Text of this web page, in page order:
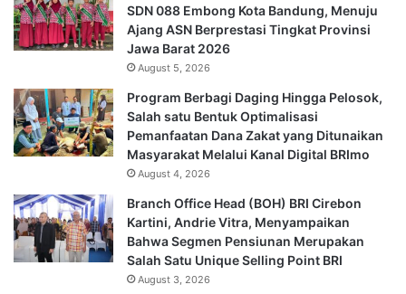
SDN 088 Embong Kota Bandung, Menuju
Ajang ASN Berprestasi Tingkat Provinsi
Jawa Barat 2026
August 5, 2026
Program Berbagi Daging Hingga Pelosok,
Salah satu Bentuk Optimalisasi
Pemanfaatan Dana Zakat yang Ditunaikan
Masyarakat Melalui Kanal Digital BRImo
August 4, 2026
Branch Office Head (BOH) BRI Cirebon
Kartini, Andrie Vitra, Menyampaikan
Bahwa Segmen Pensiunan Merupakan
Salah Satu Unique Selling Point BRI
August 3, 2026